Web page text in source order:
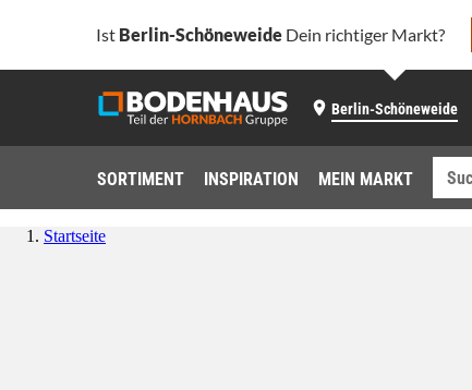
Ist Berlin-Schöneweide Dein richtiger Markt?
Berlin-Schöneweide
SORTIMENT INSPIRATION MEIN MARKT
Startseite